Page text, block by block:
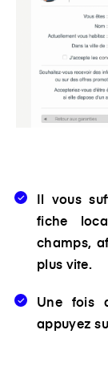
Il vous
fiche
champs,
plus vite.
Une fois
appuyez